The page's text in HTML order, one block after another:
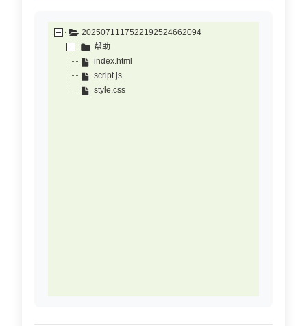
2025071117522192524662094
帮助
index.html
script.js
style.css